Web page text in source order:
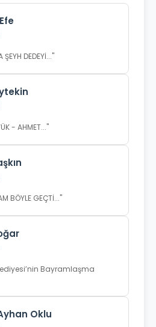
DEDEYİ..."
- AHMET..."
BÖYLE GEÇTİ..."
Bayramlaşma
Oklu